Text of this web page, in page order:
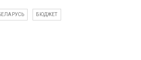
БЮДЖЕТ